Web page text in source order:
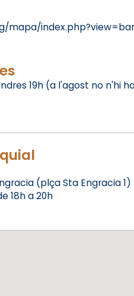
mapa/
19h (a l'agost no n'hi
(plça Sta Engracia 1)
18h a 20h